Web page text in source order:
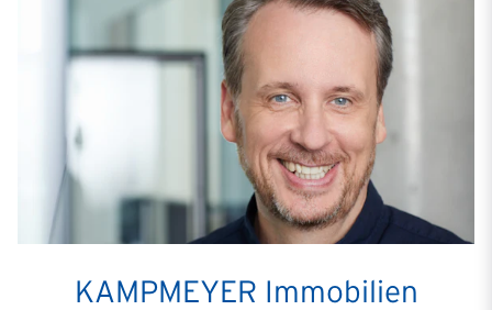
KAMPMEYER Immobilien